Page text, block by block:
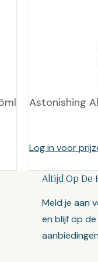
Astonishing
Log in voor
Altijd Op De
Meld je aan
en blijf op